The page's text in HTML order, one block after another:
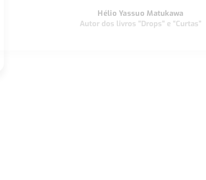
Hélio Yassuo Matukawa
Autor dos livros "Drops" e “Curtas”